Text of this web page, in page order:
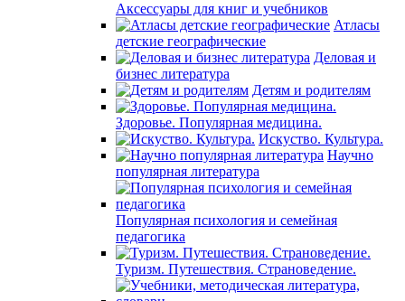
Аксессуары для книг и учебников
Атласы
детские географические
Деловая и
бизнес литература
Детям и родителям
Здоровье. Популярная медицина.
Искуство. Культура.
Научно
популярная литература
Популярная психология и семейная
педагогика
Туризм. Путешествия. Страноведение.